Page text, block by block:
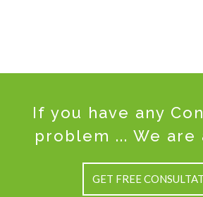
If you have any
problem ... We are
GET FREE